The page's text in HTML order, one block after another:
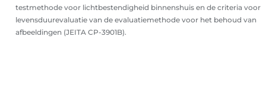
testmethode voor lichtbestendigheid binnenshuis en de criteria voor
levensduurevaluatie van de evaluatiemethode voor het behoud van
afbeeldingen (JEITA CP-3901B).